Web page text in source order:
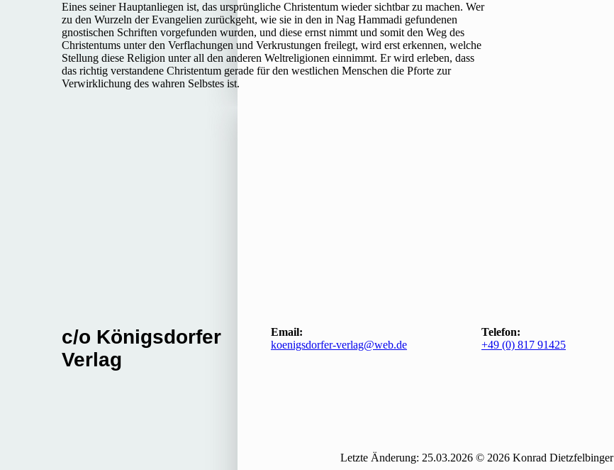
Eines seiner Hauptanliegen ist, das ursprüngliche Christentum wieder sichtbar zu machen. Wer
zu den Wurzeln der Evangelien zurückgeht, wie sie in den in Nag Hammadi gefundenen
gnostischen Schriften vorgefunden wurden, und diese ernst nimmt und somit den Weg des
Christentums unter den Verflachungen und Verkrustungen freilegt, wird erst erkennen, welche
Stellung diese Religion unter all den anderen Weltreligionen einnimmt. Er wird erleben, dass
das richtig verstandene Christentum gerade für den westlichen Menschen die Pforte zur
Verwirklichung des wahren Selbstes ist.
c/o Königsdorfer
Verlag
Email:
koenigsdorfer-verlag@web.de
Telefon:
+49 (0) 817 91425
Letzte Änderung: 25.03.2026 © 2026 Konrad Dietzfelbinger